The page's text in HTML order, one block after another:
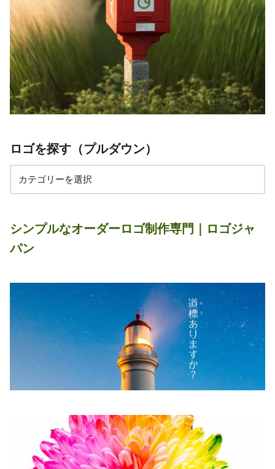
ロゴを探す（プルダウン）
シンプルなオーダーロゴ制作専門｜ロゴジャ
パン